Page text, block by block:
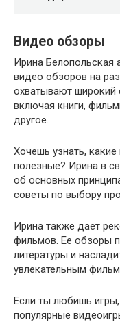
Видео обзоры
Ирина Белопольская
видео обзоров на
охватывают широкий
включая книги,
другое.
Хочешь узнать,
полезные? Ирина в
об основных
советы по выбору
Ирина также дает
фильмов. Ее обзоры
литературы и
увлекательным
Если ты любишь
популярные